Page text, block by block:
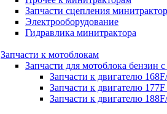
Запчасти сцепления
Электрооборудование
Гидравлика минитрактора
Запчасти к мотоблокам
Запчасти для мотоблока
Запчасти к двигателю
Запчасти к двигателю
Запчасти к двигателю